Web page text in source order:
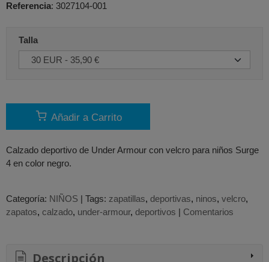
Referencia: 3027104-001
Talla
Añadir a Carrito
Calzado deportivo de Under Armour con velcro para niños Surge
4 en color negro.
Categoría: NIÑOS | Tags: zapatillas deportivas ninos velcro
zapatos calzado under-armour deportivos | Comentarios
Descripción